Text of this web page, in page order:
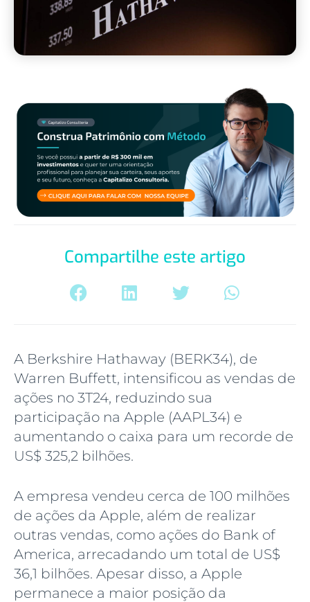
Compartilhe este artigo
A Berkshire Hathaway (BERK34), de
Warren Buffett, intensificou as vendas de
ações no 3T24, reduzindo sua
participação na Apple (AAPL34) e
aumentando o caixa para um recorde de
US$ 325,2 bilhões.
A empresa vendeu cerca de 100 milhões
de ações da Apple, além de realizar
outras vendas, como ações do Bank of
America, arrecadando um total de US$
36,1 bilhões. Apesar disso, a Apple
permanece a maior posição da